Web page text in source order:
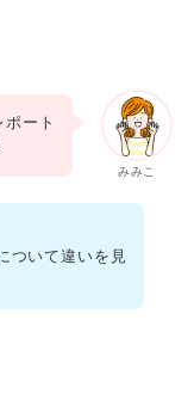
みみこ
ート
ついて違いを見